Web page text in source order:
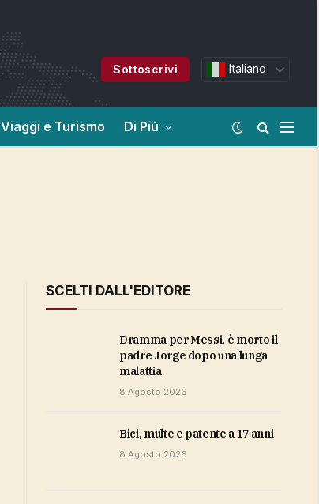
Sottoscrivi Italiano
Viaggi e Turismo Di Più
SCELTI DALL'EDITORE
Dramma per Messi, è morto il
padre Jorge dopo una lunga
malattia
8 Agosto 2026
bici, multe e patente a 17 anni
8 Agosto 2026